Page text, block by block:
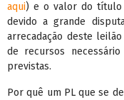
aqui) e o valor do título
devido a grande
arrecadação deste
de recursos
previstas.
Por quê um PL que se